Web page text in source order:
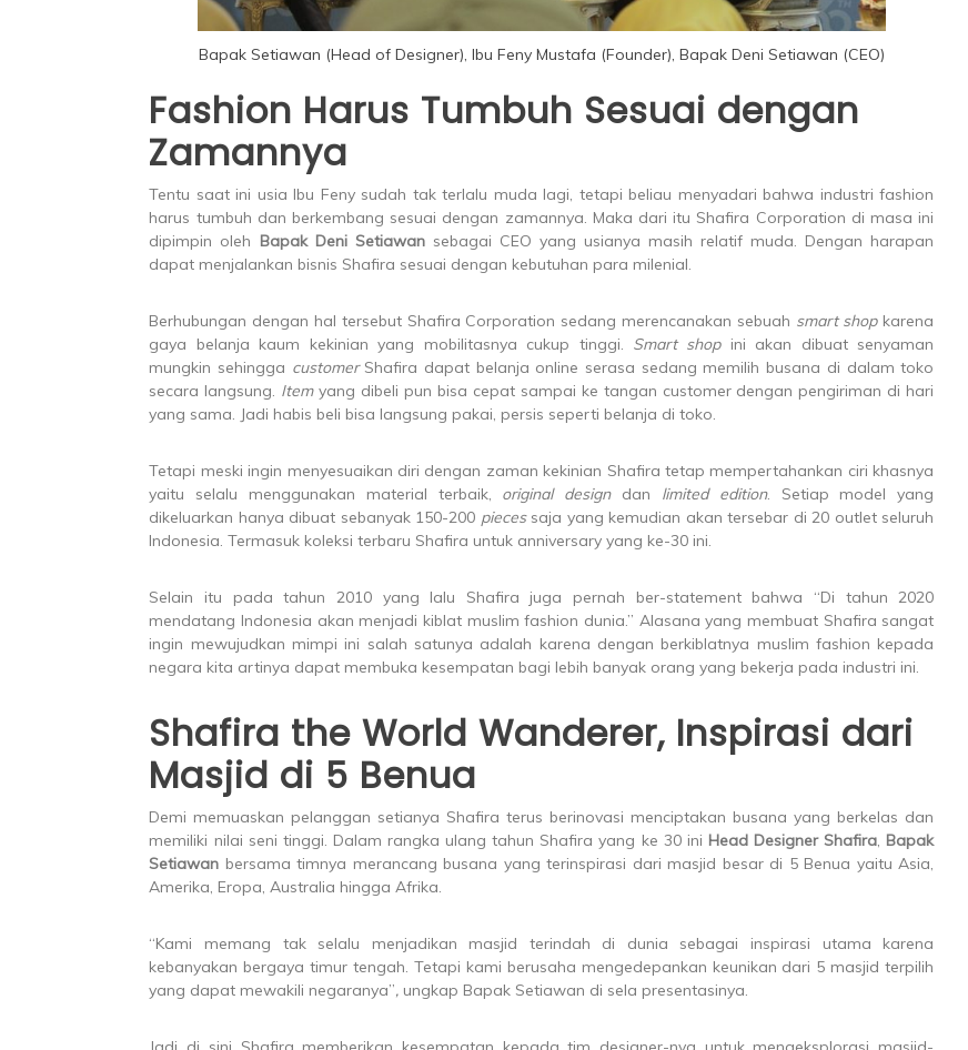
Bapak Setiawan (Head of Designer), Ibu Feny Mustafa (Founder), Bapak Deni Setiawan (CEO)
Fashion Harus Tumbuh Sesuai dengan
Zamannya
Tentu saat ini usia Ibu Feny sudah tak terlalu muda lagi, tetapi beliau menyadari bahwa industri fashion
harus tumbuh dan berkembang sesuai dengan zamannya. Maka dari itu Shafira Corporation di masa ini
dipimpin oleh Bapak Deni Setiawan sebagai CEO yang usianya masih relatif muda. Dengan harapan
dapat menjalankan bisnis Shafira sesuai dengan kebutuhan para milenial.
Berhubungan dengan hal tersebut Shafira Corporation sedang merencanakan sebuah smart shopkarena
gaya belanja kaum kekinian yang mobilitasnya cukup tinggi. Smart shopini akan dibuat senyaman
mungkin sehingga customerShafira dapat belanja online serasa sedang memilih busana di dalam toko
secara langsung. Itemyang dibeli pun bisa cepat sampai ke tangan customer dengan pengiriman di hari
yang sama. Jadi habis beli bisa langsung pakai, persis seperti belanja di toko.
Tetapi meski ingin menyesuaikan diri dengan zaman kekinian Shafira tetap mempertahankan ciri khasnya
yaitu selalu menggunakan material terbaik, original designdan limited edition. Setiap model yang
dikeluarkan hanya dibuat sebanyak 150-200 piecessaja yang kemudian akan tersebar di 20 outlet seluruh
Indonesia. Termasuk koleksi terbaru Shafira untuk anniversary yang ke-30 ini.
Selain itu pada tahun 2010 yang lalu Shafira juga pernah ber-statement bahwa “Di tahun 2020
mendatang Indonesia akan menjadi kiblat muslim fashion dunia.” Alasana yang membuat Shafira sangat
ingin mewujudkan mimpi ini salah satunya adalah karena dengan berkiblatnya muslim fashion kepada
negara kita artinya dapat membuka kesempatan bagi lebih banyak orang yang bekerja pada industri ini.
Shafira the World Wanderer, Inspirasi dari
Masjid di 5 Benua
Demi memuaskan pelanggan setianya Shafira terus berinovasi menciptakan busana yang berkelas dan
memiliki nilai seni tinggi. Dalam rangka ulang tahun Shafira yang ke 30 ini Head Designer Shafira, Bapak
Setiawan bersama timnya merancang busana yang terinspirasi dari masjid besar di 5 Benua yaitu Asia,
Amerika, Eropa, Australia hingga Afrika.
“Kami memang tak selalu menjadikan masjid terindah di dunia sebagai inspirasi utama karena
kebanyakan bergaya timur tengah. Tetapi kami berusaha mengedepankan keunikan dari 5 masjid terpilih
yang dapat mewakili negaranya”, ungkap Bapak Setiawan di sela presentasinya.